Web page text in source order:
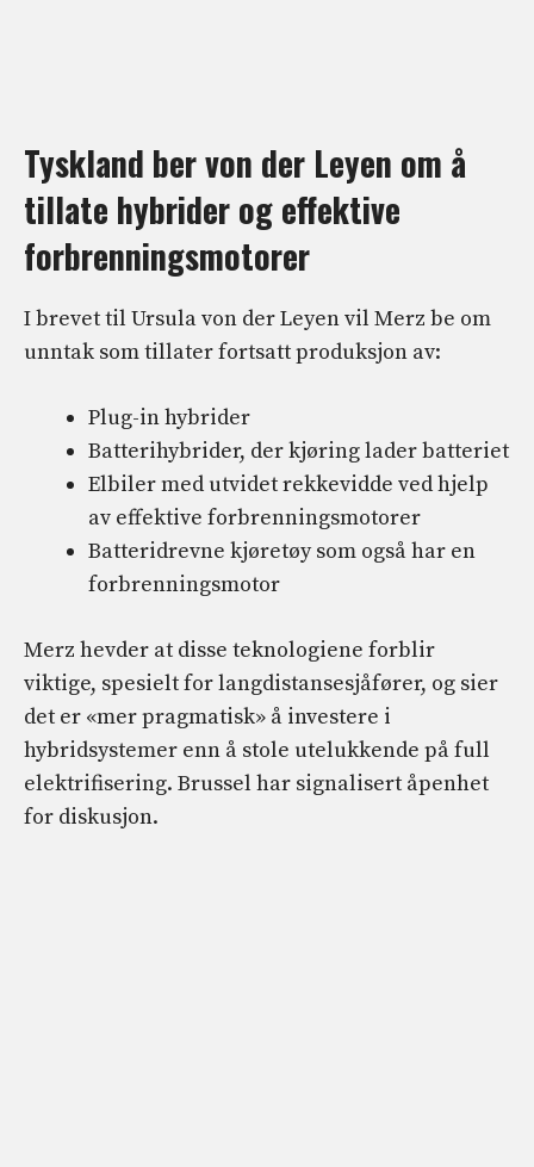
Tyskland ber von der Leyen om å
tillate hybrider og effektive
forbrenningsmotorer
I brevet til Ursula von der Leyen vil Merz be om
unntak som tillater fortsatt produksjon av:
Plug-in hybrider
Batterihybrider, der kjøring lader batteriet
Elbiler med utvidet rekkevidde ved hjelp
av effektive forbrenningsmotorer
Batteridrevne kjøretøy som også har en
forbrenningsmotor
Merz hevder at disse teknologiene forblir
viktige, spesielt for langdistansesjåfører, og sier
det er «mer pragmatisk» å investere i
hybridsystemer enn å stole utelukkende på full
elektrifisering. Brussel har signalisert åpenhet
for diskusjon.